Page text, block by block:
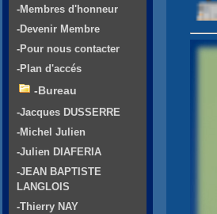
-Membres d'honneur
-Devenir Membre
-Pour nous contacter
-Plan d'accés
-Bureau
-Jacques DUSSERRE
-Michel Julien
-Julien DIAFERIA
-JEAN BAPTISTE
LANGLOIS
-Thierry NAY